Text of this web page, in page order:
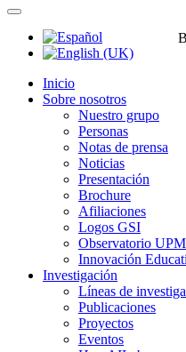
Inicio
Sobre nosotros
Nuestro grupo
Personas
Notas de prensa
Noticias
Presentación
Brochure
Afiliaciones
Logos GSI
Observatorio UPM
Innovación
Investigación
Líneas de
Publicaciones
Proyectos
Eventos